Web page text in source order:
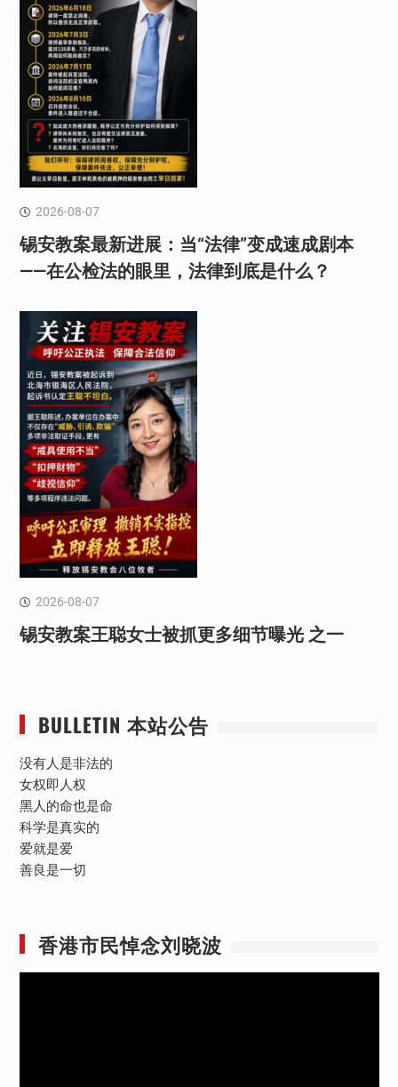
2026-08-07
锡安教案最新进展：当“法律”变成速成剧本
——在公检法的眼里，法律到底是什么？
2026-08-07
锡安教案王聪女士被抓更多细节曝光 之一
BULLETIN 本站公告
没有人是非法的
女权即人权
黑人的命也是命
科学是真实的
爱就是爱
善良是一切
香港市民悼念刘晓波